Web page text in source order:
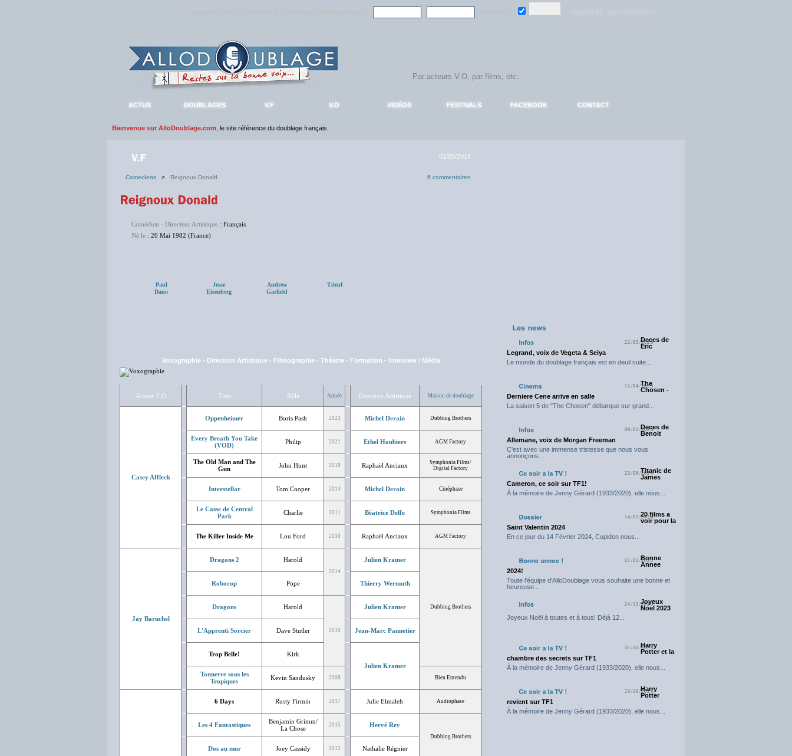
ACTUS DOUBLAGES V.F V.O VIDÉOS FESTIVALS FACEBOOK CONTACT
Bienvenue sur AlloDoublage.com , le site référence du doublage français.
01/05/2014
Comediens > Reignoux Donald 6 commentaires
Comédien - Directeur Artistique : Français
Né le : 20 Mai 1982 (France)
Paul
Dano
Jesse
Eisenberg
Andrew
Garfield
Titeuf
Voxographie- Direction Artistique- Filmographie- Théatre- Formation - Interview / Média
Acteur V.O Titre Rôle Année Direction Artistique Maison de doublage
Casey Affleck
Oppenheimer Boris Pash 2023 Michel Derain Dubbing Brothers
Every Breath You Take
(VOD)
Philip 2021 Ethel Houbiers AGM Factory
The Old Man and The
Gun
John Hunt 2018 Raphaël Anciaux
Symphonia Films/
Digital Factory
Interstellar Tom Cooper 2014 Michel Derain Cinéphase
Le Casse de Central
Park
Charlie 2011 Béatrice Delfe Symphonia Films
The Killer Inside Me Lou Ford 2010 Raphaël Anciaux AGM Factory
Jay Baruchel
Dragons 2 Harold
2014
Julien Kramer
Dubbing Brothers
Robocop Pope Thierry Wermuth
Dragons Harold
2010
Julien Kramer
L'Apprenti Sorcier Dave Stutler Jean-Marc Pannetier
Trop Belle!
Kirk
Julien Kramer
Tonnerre sous les
Tropiques
Kevin Sandusky 2008 Bien Entendu
6 Days Rusty Firmin 2017 Julie Elmaleh Audiophase
Les 4 Fantastiques
Benjamin Grimm/
La Chose
2015 Hervé Rey
Dubbing Brothers
Dos au mur Joey Cassidy 2012 Nathalie Régnier
22/05/2025Deces de
Eric
Legrand, voix de Vegeta & Seiya
Le monde du doublage français est en deuil suite...
11/04/2025
The
Chosen -
Derniere Cene arrive en salle
La saison 5 de "The Chosen" débarque sur grand...
09/01/2025Deces de
Benoit
Allemane, voix de Morgan Freeman
C'est avec une immense tristesse que nous vous
annonçons...
23/06/2024Titanic de
James
Cameron, ce soir sur TF1!
À la mémoire de Jenny Gérard (1933/2020), elle nous...
14/02/202420 films a
voir pour la
Saint Valentin 2024
En ce jour du 14 Février 2024, Cupidon nous...
01/01/2024
Bonne
Annee
2024!
Toute l'équipe d'AlloDoublage vous souhaite une bonne et
heureuse...
24/12/2023
Joyeux
Noel 2023
Joyeux Noël à toutes et à tous! Déjà 12...
31/10/2023
Harry
Potter et la
chambre des secrets sur TF1
À la mémoire de Jenny Gérard (1933/2020), elle nous...
23/10/2023
Harry
Potter
revient sur TF1
À la mémoire de Jenny Gérard (1933/2020), elle nous...